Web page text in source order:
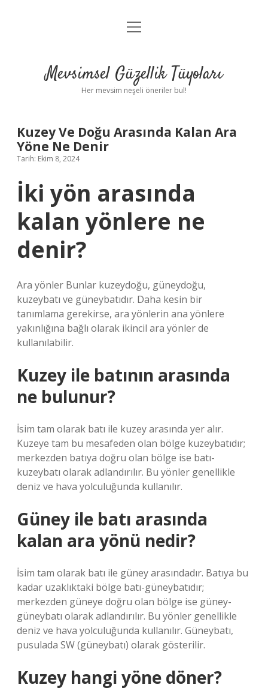
Anasayfa
Yasal Uyarı
menüyü
Mevsimsel Güzellik Tüyoları
Her mevsim neşeli öneriler bul!
Kuzey Ve Doğu Arasında Kalan Ara
Yöne Ne Denir
Tarih: Ekim 8, 2024
İki yön arasında
kalan yönlere ne
denir?
Ara yönler Bunlar kuzeydoğu, güneydoğu,
kuzeybatı ve güneybatıdır. Daha kesin bir
tanımlama gerekirse, ara yönlerin ana yönlere
yakınlığına bağlı olarak ikincil ara yönler de
kullanılabilir.
Kuzey ile batının arasında
ne bulunur?
İsim tam olarak batı ile kuzey arasında yer alır.
Kuzeye tam bu mesafeden olan bölge kuzeybatıdır;
merkezden batıya doğru olan bölge ise batı-
kuzeybatı olarak adlandırılır. Bu yönler genellikle
deniz ve hava yolculuğunda kullanılır.
Güney ile batı arasında
kalan ara yönü nedir?
İsim tam olarak batı ile güney arasındadır. Batıya bu
kadar uzaklıktaki bölge batı-güneybatıdır;
merkezden güneye doğru olan bölge ise güney-
güneybatı olarak adlandırılır. Bu yönler genellikle
deniz ve hava yolculuğunda kullanılır. Güneybatı,
pusulada SW (güneybatı) olarak gösterilir.
Kuzey hangi yöne döner?